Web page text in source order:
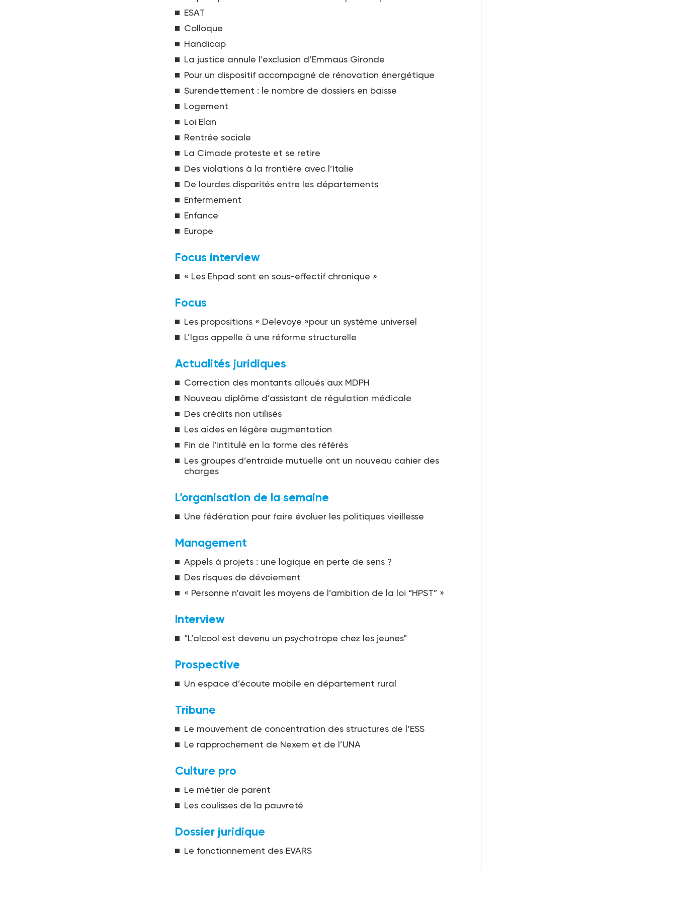
ESAT
Colloque
Handicap
La justice annule l’exclusion d’Emmaüs Gironde
Pour un dispositif accompagné de rénovation énergétique
Surendettement : le nombre de dossiers en baisse
Logement
Loi Elan
Rentrée sociale
La Cimade proteste et se retire
Des violations à la frontière avec l’Italie
De lourdes disparités entre les départements
Enfermement
Enfance
Europe
Focus interview
« Les Ehpad sont en sous-effectif chronique »
Focus
Les propositions « Delevoye »pour un système universel
L’Igas appelle à une réforme structurelle
Actualités juridiques
Correction des montants alloués aux MDPH
Nouveau diplôme d’assistant de régulation médicale
Des crédits non utilisés
Les aides en légère augmentation
Fin de l’intitulé en la forme des référés
Les groupes d’entraide mutuelle ont un nouveau cahier des
charges
L’organisation de la semaine
Une fédération pour faire évoluer les politiques vieillesse
Management
Appels à projets : une logique en perte de sens ?
Des risques de dévoiement
« Personne n’avait les moyens de l’ambition de la loi “HPST” »
Interview
“L’alcool est devenu un psychotrope chez les jeunes”
Prospective
Un espace d’écoute mobile en département rural
Tribune
Le mouvement de concentration des structures de l’ESS
Le rapprochement de Nexem et de l’UNA
Culture pro
Le métier de parent
Les coulisses de la pauvreté
Dossier juridique
Le fonctionnement des EVARS